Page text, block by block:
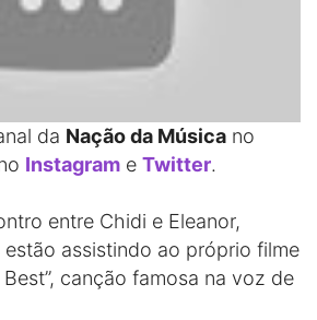
da Nação da Música no
Instagram e Twitter.
entre Chidi e Eleanor,
assistindo ao próprio filme
canção famosa na voz de